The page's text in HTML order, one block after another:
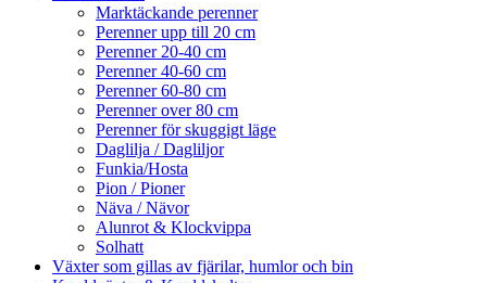
Marktäckande perenner
Perenner upp till 20 cm
Perenner 20-40 cm
Perenner 40-60 cm
Perenner 60-80 cm
Perenner over 80 cm
Perenner för skuggigt läge
Daglilja / Dagliljor
Funkia/Hosta
Pion / Pioner
Näva / Nävor
Alunrot & Klockvippa
Solhatt
Växter som gillas av fjärilar, humlor och bin